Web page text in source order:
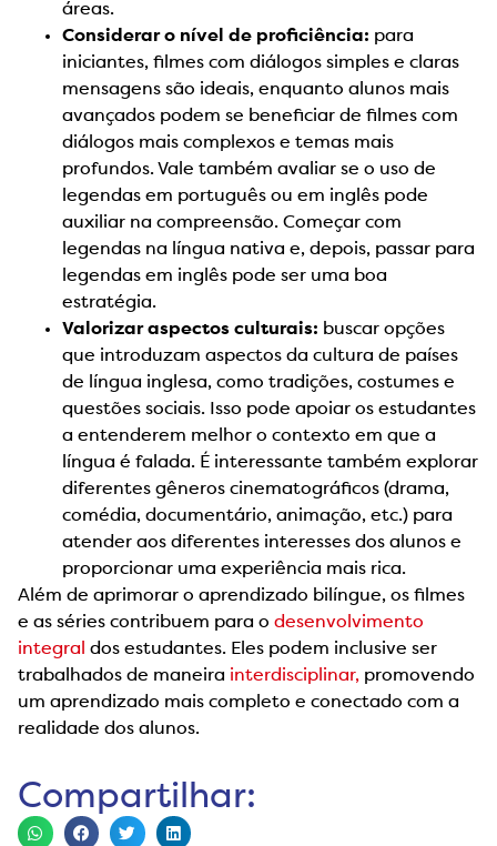
áreas.
Considerar o nível de proficiência: para
iniciantes, filmes com diálogos simples e claras
mensagens são ideais, enquanto alunos mais
avançados podem se beneficiar de filmes com
diálogos mais complexos e temas mais
profundos. Vale também avaliar se o uso de
legendas em português ou em inglês pode
auxiliar na compreensão. Começar com
legendas na língua nativa e, depois, passar para
legendas em inglês pode ser uma boa
estratégia.
Valorizar aspectos culturais: buscar opções
que introduzam aspectos da cultura de países
de língua inglesa, como tradições, costumes e
questões sociais. Isso pode apoiar os estudantes
a entenderem melhor o contexto em que a
língua é falada. É interessante também explorar
diferentes gêneros cinematográficos (drama,
comédia, documentário, animação, etc.) para
atender aos diferentes interesses dos alunos e
proporcionar uma experiência mais rica.
Além de aprimorar o aprendizado bilíngue, os filmes
e as séries contribuem para o desenvolvimento
integral dos estudantes. Eles podem inclusive ser
trabalhados de maneira interdisciplinar, promovendo
um aprendizado mais completo e conectado com a
realidade dos alunos.
Compartilhar: